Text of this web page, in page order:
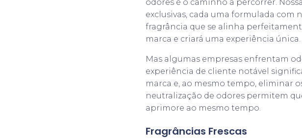
odores é o caminho a percorrer.
exclusivas, cada uma formulada com
fragrância que se alinha
marca e criará uma experiência única.
Mas algumas empresas enfrentam
experiência de cliente notável
marca e, ao mesmo tempo, eliminar
neutralização de odores permitem
aprimore ao mesmo tempo.
Fragrâncias Frescas